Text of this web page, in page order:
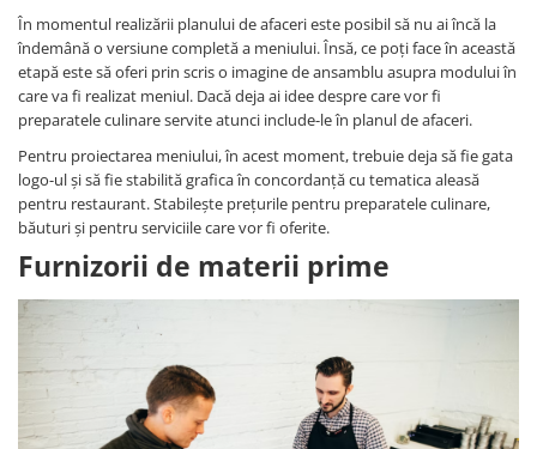
În momentul realizării planului de afaceri este posibil să nu ai încă la
îndemână o versiune completă a meniului. Însă, ce poți face în această
etapă este să oferi prin scris o imagine de ansamblu asupra modului în
care va fi realizat meniul. Dacă deja ai idee despre care vor fi
preparatele culinare servite atunci include-le în planul de afaceri.
Pentru proiectarea meniului, în acest moment, trebuie deja să fie gata
logo-ul și să fie stabilită grafica în concordanță cu tematica aleasă
pentru restaurant. Stabilește prețurile pentru preparatele culinare,
băuturi și pentru serviciile care vor fi oferite.
Furnizorii de materii prime